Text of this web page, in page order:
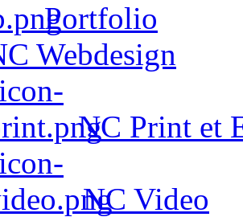
Portfolio
Webdesign
NC Print et
NC Video